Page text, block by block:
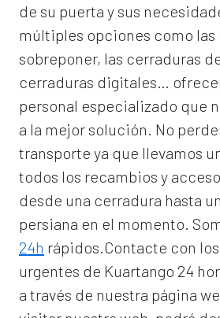
de su puerta y sus
múltiples opciones como las
sobreponer, las cerraduras
cerraduras digitales…
personal especializado que
a la mejor solución. No
transporte ya que llevamos
todos los recambios y
desde una cerradura hasta
persiana en el momento.
24h rápidos.Contacte con
urgentes de Kuartango 24
a través de nuestra página